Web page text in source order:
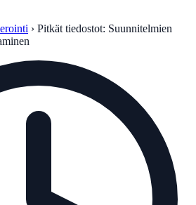
› Pitkät tiedostot: Suunnitelmien